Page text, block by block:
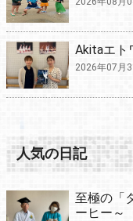
Akitaエト
2026年07月
人気の日記
至極の「
ーヒー～